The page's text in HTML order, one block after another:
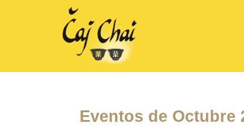
Eventos de Octubre